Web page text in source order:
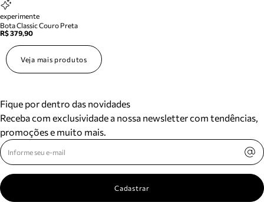
experimente
Bota Classic Couro Preta
R$ 379,90
Veja mais produtos
Fique por dentro das novidades
Receba com exclusividade a nossa newsletter com tendências,
promoções e muito mais.
Cadastrar